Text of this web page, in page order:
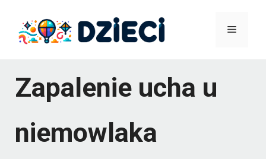
Menu
Zapalenie ucha u
niemowlaka